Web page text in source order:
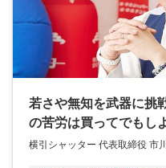
若さや無知を武器に挑
の苦労は買ってでもし
横引シャッター 代表取締役 市